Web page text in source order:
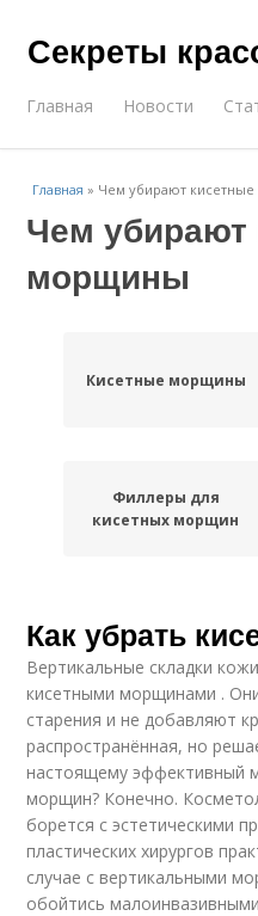
Секреты
Главная Новости
Главная » Чем убирают
Чем убирают
морщины
Кисетные морщины
Филлеры для
кисетных морщин
Как убрать
Вертикальные складки
кисетными морщинами .
старения и не добавляют
распространённая, но
настоящему эффективный
морщин? Конечно.
борется с эстетическими
пластических хирургов
случае с вертикальными
обойтись